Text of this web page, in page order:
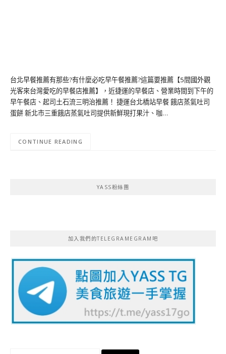
台北早餐推薦有那些?有什麼必吃早午餐推薦?這篇要推薦【5間國外觀
光客來台灣愛吃的早餐店推薦】，近捷運的早餐店、營業時間到下午的
早午餐店、起司土石流三明治推薦！ 捷運台北橋站早餐 餓店蒸氣吐司
蛋餅 新北市三重餓店蒸氣吐司提供新鮮現打果汁、咖…
CONTINUE READING
YASS粉絲團
加入我們的TELEGRAMEGRAM吧